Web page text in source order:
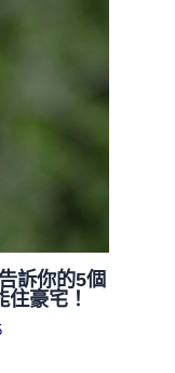
訴你的5個
住豪宅！